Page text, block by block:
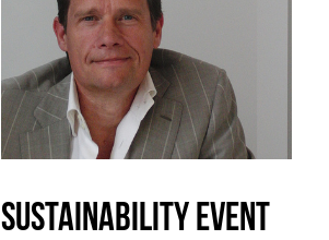
Sustainability event